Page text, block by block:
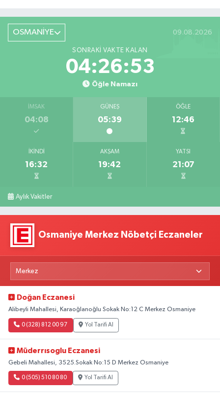
OSMANİYE 09.08.2026
SONRAKI VAKTE KALAN
04:26:51
Öğle Namazı
İMSAK
04:08
GÜNEŞ
05:39
ÖĞLE
12:46
İKINDI
16:32
AKŞAM
19:42
YATSI
21:07
Aylık Vakitler
Osmaniye Merkez Nöbetçi Eczaneler
Doğan Eczanesi
Alibeyli Mahallesi, Karaoğlanoğlu Sokak No:12 C Merkez Osmaniye
0 (328) 812 00 97 Yol Tarifi Al
Müderrısoglu Eczanesi
Gebeli Mahallesi, 3525.Sokak No:15 D Merkez Osmaniye
0 (505) 510 80 80 Yol Tarifi Al